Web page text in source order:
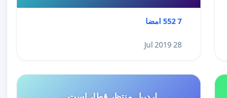
7 552 امضا
28 Jul 2019